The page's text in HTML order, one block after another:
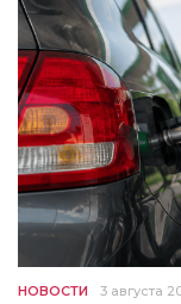
НОВОСТИ 3 августа